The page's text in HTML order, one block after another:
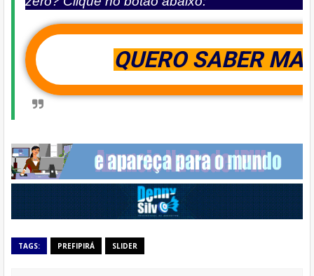
QUERO SABER
TAGS: PREFIPIRÁ SLIDER